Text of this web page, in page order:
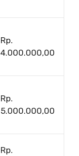
Rp.
4.000.000,00
Rp.
5.000.000,00
Rp.